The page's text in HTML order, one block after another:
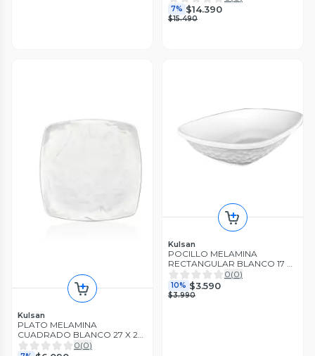
7% $14.390
$15.490
Kulsan
PLATO MELAMINA
CUADRADO BLANCO 27 X 27
CM LINEA CARRE
0(0)
Kulsan
POCILLO MELAMINA
RECTANGULAR BLANCO 17 X
12.5 X 3.4 CM LINEA KPLUS
0(0)
10% $3.590
$3.990